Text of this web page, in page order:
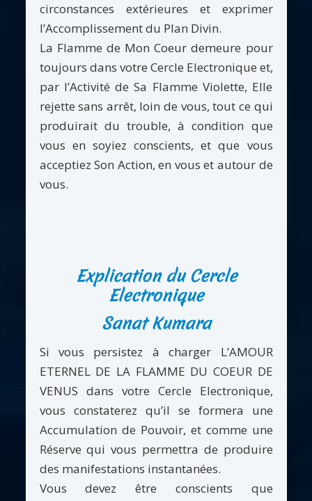
circonstances extérieures et exprimer
l’Accomplissement du Plan Divin.
La Flamme de Mon Coeur demeure pour
toujours dans votre Cercle Electronique et,
par l’Activité de Sa Flamme Violette, Elle
rejette sans arrêt, loin de vous, tout ce qui
produirait du trouble, à condition que
vous en soyiez conscients, et que vous
acceptiez Son Action, en vous et autour de
vous.
Explication du Cercle
Electronique
Sanat Kumara
Si vous persistez à charger L’AMOUR
ETERNEL DE LA FLAMME DU COEUR DE
VENUS dans votre Cercle Electronique,
vous constaterez qu’il se formera une
Accumulation de Pouvoir, et comme une
Réserve qui vous permettra de produire
des manifestations instantanées.
Vous devez être conscients que